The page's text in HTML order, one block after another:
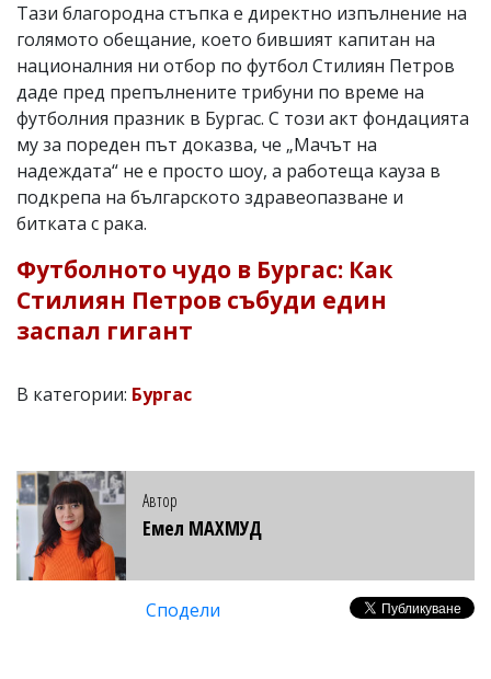
Тази благородна стъпка е директно изпълнение на
голямото обещание, което бившият капитан на
националния ни отбор по футбол Стилиян Петров
даде пред препълнените трибуни по време на
футболния празник в Бургас. С този акт фондацията
му за пореден път доказва, че „Мачът на
надеждата“ не е просто шоу, а работеща кауза в
подкрепа на българското здравеопазване и
битката с рака.
Футболното чудо в Бургас: Как
Стилиян Петров събуди един
заспал гигант
В категории: Бургас
Автор
Емел МАХМУД
Сподели